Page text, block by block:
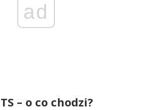
ad
– o co chodzi?